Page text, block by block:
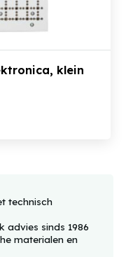
klein
technisch
advies sinds 1986
materialen en